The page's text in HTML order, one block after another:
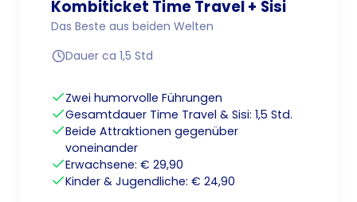
Kombiticket Time Travel + Sisi
Das Beste aus beiden Welten
Dauer ca 1,5 Std
Zwei humorvolle Führungen
Gesamtdauer Time Travel & Sisi: 1,5 Std.
Beide Attraktionen gegenüber
voneinander
Erwachsene: € 29,90
Kinder & Jugendliche: € 24,90